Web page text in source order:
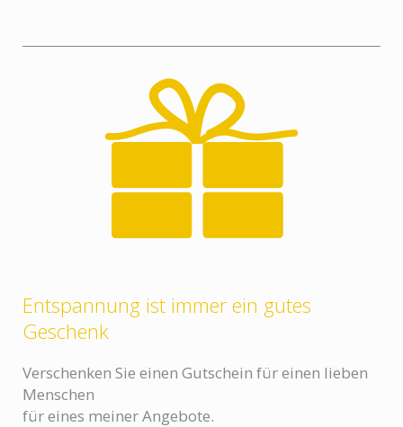
Entspannung ist immer ein gutes
Geschenk
Verschenken Sie einen Gutschein für einen lieben
Menschen
für eines meiner Angebote.